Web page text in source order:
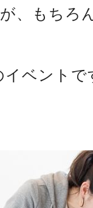
、もちろ
イベントで